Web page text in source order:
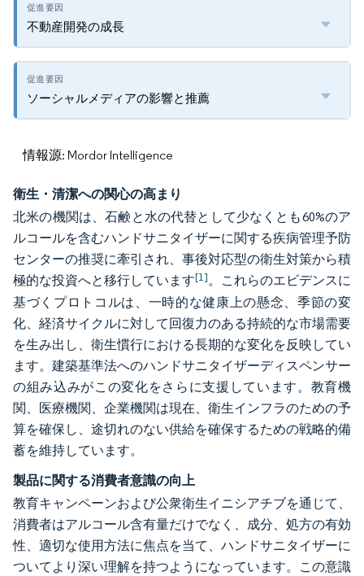
不動産開発の成長
ソーシャルメディアの影響と推薦
情報源: Mordor Intelligence
衛生・清潔への関心の高まり
北米の機関は、石鹸と水の代替として少なくとも60%のア
ルコールを含むハンドサニタイザーに関する疾病管理予防
センターの推奨に牽引され、事後対応型の衛生対策から積
極的な投資へと移行しています[1]。これらのエビデンスに
基づくプロトコルは、一時的な健康上の懸念、季節の変
化、経済サイクルに対して回復力のある持続的な市場需要
を生み出し、衛生慣行における長期的な変化を反映してい
ます。建築基準法へのハンドサニタイザーディスペンサー
の組み込みがこの変化をさらに支援しています。教育機
関、医療機関、企業機関は現在、衛生インフラのための予
算を確保し、途切れのない供給を確保するための戦略的備
蓄を維持しています。
製品に関する消費者意識の向上
教育キャンペーンおよび公衆衛生イニシアチブを通じて、
消費者はアルコール含有量だけでなく、成分、処方の有効
性、適切な使用方法に焦点を当て、ハンドサニタイザーに
ついてより深い理解を持つようになっています。この意識